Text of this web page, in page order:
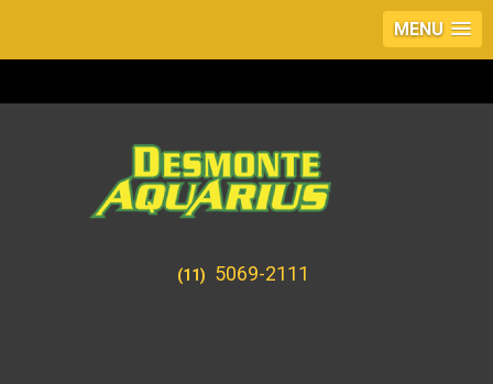
MENU
(11) 5069-2111